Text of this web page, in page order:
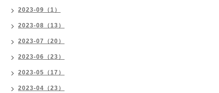
2023-09（1）
2023-08（13）
2023-07（20）
2023-06（23）
2023-05（17）
2023-04（23）